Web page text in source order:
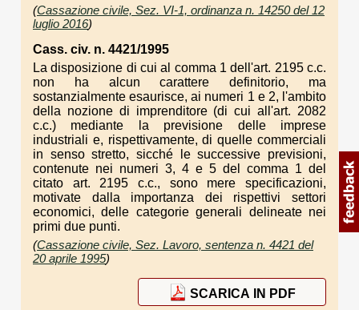
(Cassazione civile, Sez. VI-1, ordinanza n. 14250 del 12
luglio 2016)
Cass. civ. n. 4421/1995
La disposizione di cui al comma 1 dell'art. 2195 c.c.
non ha alcun carattere definitorio, ma
sostanzialmente esaurisce, ai numeri 1 e 2, l'ambito
della nozione di imprenditore (di cui all'art. 2082
c.c.) mediante la previsione delle imprese
industriali e, rispettivamente, di quelle commerciali
in senso stretto, sicché le successive previsioni,
contenute nei numeri 3, 4 e 5 del comma 1 del
citato art. 2195 c.c., sono mere specificazioni,
motivate dalla importanza dei rispettivi settori
economici, delle categorie generali delineate nei
primi due punti.
(Cassazione civile, Sez. Lavoro, sentenza n. 4421 del
20 aprile 1995)
SCARICA IN PDF